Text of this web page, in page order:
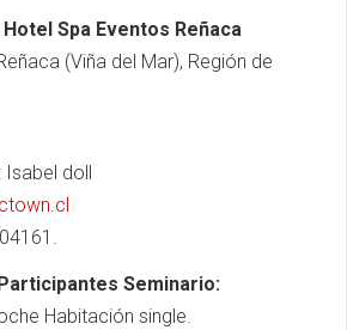
Spa Eventos Reñaca
(Viña del Mar), Región de
Isabel doll
Seminario:
Habitación single.